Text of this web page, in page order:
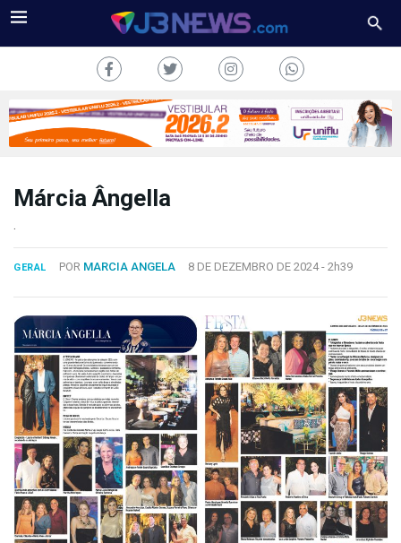
TV
FALE
CONOSCO
Copyright
2024
Desenvolvido
por
Hesea
Tecnologia
Sistemas
Márcia Ângella
GERAL POR MARCIA ANGELA 8 DE DEZEMBRO DE 2024 - 2h39